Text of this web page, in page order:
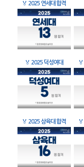
🏅 2025 연세대 합격
🏅 2025 덕성여대 🏅
🏅 2025 삼육대 합격 🏅